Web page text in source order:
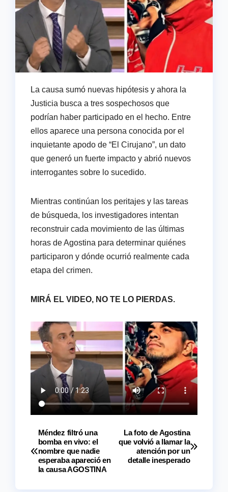
La causa sumó nuevas hipótesis y ahora la
Justicia busca a tres sospechosos que
podrían haber participado en el hecho. Entre
ellos aparece una persona conocida por el
inquietante apodo de “El Cirujano”, un dato
que generó un fuerte impacto y abrió nuevos
interrogantes sobre lo sucedido.
Mientras continúan los peritajes y las tareas
de búsqueda, los investigadores intentan
reconstruir cada movimiento de las últimas
horas de Agostina para determinar quiénes
participaron y dónde ocurrió realmente cada
etapa del crimen.
MIRÁ EL VIDEO, NO TE LO PIERDAS.
Navegación
de
La foto de Agostina
que volvió a llamar la
atención por un
detalle inesperado
Méndez filtró una
bomba en vivo: el
nombre que nadie
esperaba apareció en
la causa AGOSTINA